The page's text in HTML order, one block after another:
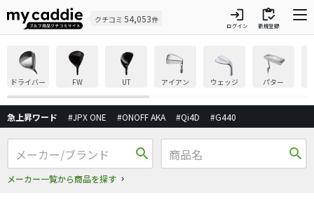
クチコミ 54,053件 login
ログイン
inventory
新規登録
ドライバー FW UT アイアン ウェッジ パター
急上昇ワード #JPX ONE #ONOFF AKA #Qi4D #G440
search
メーカー一覧から商品を探す
search